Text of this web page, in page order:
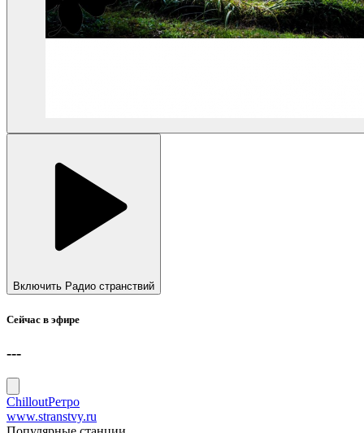
Включить Радио странствий
Сейчас в эфире
---
ChilloutРетро
www.stranstvy.ru